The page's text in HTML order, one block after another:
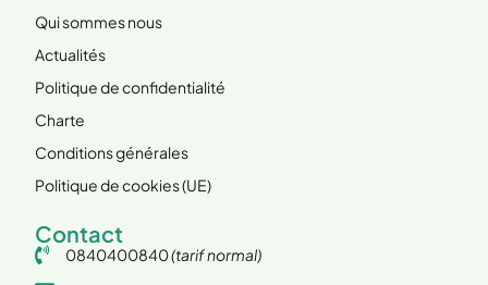
Qui sommes nous
Actualités
Politique de confidentialité
Charte
Conditions générales
Politique de cookies (UE)
Contact
0840400840(tarif normal)